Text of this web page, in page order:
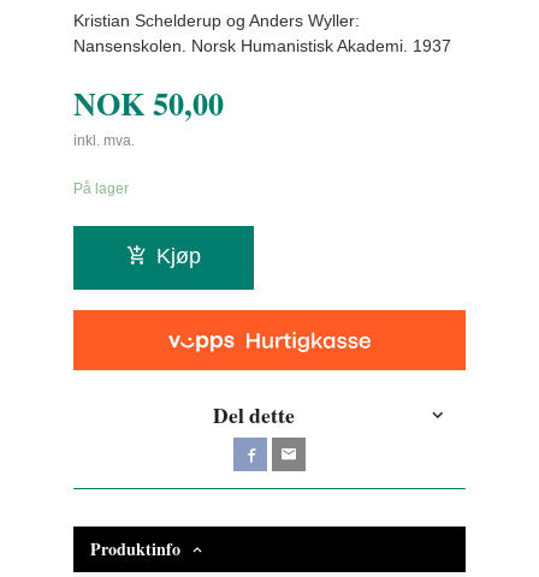
Kristian Schelderup og Anders Wyller:
Nansenskolen. Norsk Humanistisk Akademi. 1937
NOK50,00
inkl. mva.
På lager
Kjøp
Del dette
Produktinfo